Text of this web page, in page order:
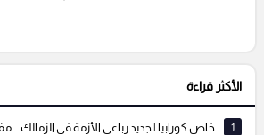
التعليقات السابقة
الأكثر قراءة
1
خاص كورابيا | جديد رباعي الأزمة في الزمالك ..